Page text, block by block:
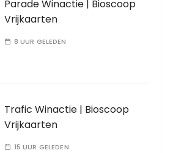
Parade Winactie | Bioscoop
Vrijkaarten
8 UUR GELEDEN
Trafic Winactie | Bioscoop
Vrijkaarten
15 UUR GELEDEN